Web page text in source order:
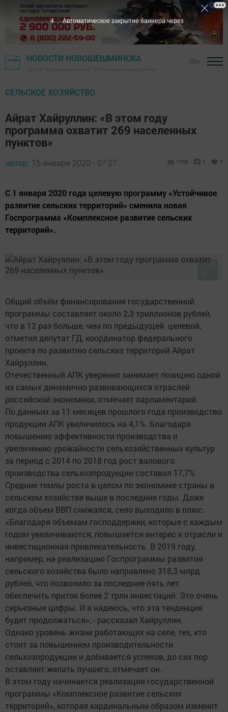
НОВОСТИ НОВОШЕШМИНСКА
СЕЛЬСКОЕ ХОЗЯЙСТВО
Айрат Хайруллин: «В этом году
программа охватит 269 населенных
пунктов»
автор, 15 января 2020 - 07:27 1588 0 0
С 1 января 2020 года целевую программу «Устойчивое
развитие сельских территорий» сменила новая
Госпрограмма «Комплексное развитие сельских
территорий».
Общий объём финансирования государственной
программы составляет около 2,3 триллионов рублей,
что в 12 раз больше, чем по предыдущей целевой,
отметил депутат ГД, координатор федерального
проекта по развитию сельских территорий Айрат
Хайруллин.
Отечественный АПК уверенно занимает позицию одной
из самых динамично развивающихся отраслей
российской экономики, отмечает парламентарий.
По данным за 11 месяцев прошлого года производство
продукции АПК увеличилось на 4,1%. Благодаря
повышению эффективности производства и
увеличению урожайности сельхозяйственных культур
за период с 2014 по 2018 год рост валового
производства сельхозпродукции составил 17,7%.
Средние темпы роста в целом по экономике страны в
сельском хозяйстве выше в последние годы. Даже
когда объем ВВП снижался, село выходило в плюс.
«Благодаря объемам господдержки, которые с каждым
годом увеличиваются, повышается интерес к отрасли и
инвестиционная привлекательность. В 2019 году,
например, на реализацию Госпрограммы развития
сельского хозяйства было направлено 318,3 млрд
рублей, что позволило за последние пять лет
обеспечить приток более 2 трлн инвестиций. Это очень
серьезные цифры. И я надеюсь, что эта тенденция
будет продолжаться», - рассказал Хайруллин.
Однако уровень жизни работающих на селе, тех, кто
стоит за повышением производительности
сельхозпродукции и добивается успехов, до сих пор
оставляет желать лучшего, отмечает он.
В этом году начинается реализация государственной
программы «Комплексное развитие сельских
территорий», которая кардинальным образом изменит
3 Автоматическое закрытие баннера через